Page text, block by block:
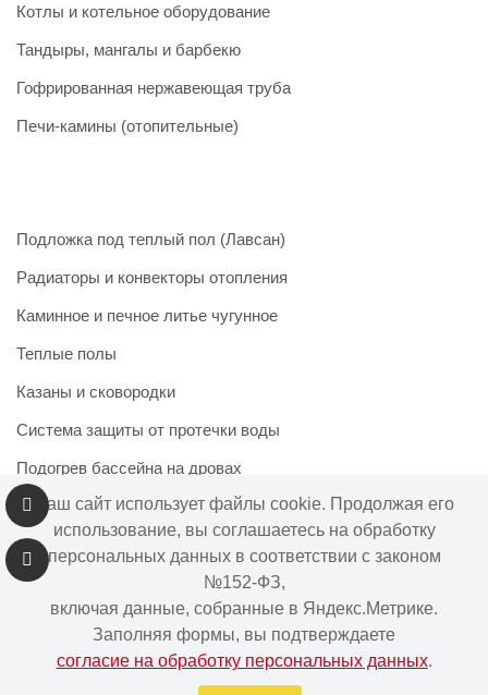
Котлы и котельное оборудование
Тандыры, мангалы и барбекю
Гофрированная нержавеющая труба
Печи-камины (отопительные)
Подложка под теплый пол (Лавсан)
Радиаторы и конвекторы отопления
Каминное и печное литье чугунное
Теплые полы
Казаны и сковородки
Система защиты от протечки воды
Подогрев бассейна на дровах
Информация на сайте не является публичной офертой.
Наличие и цены товара могут меняться, просьба
уточнять у менеджера при подтверждении заказа.
Наш сайт использует файлы cookie. Продолжая его
использование, вы соглашаетесь на обработку
персональных данных в соответствии с законом
№152-ФЗ,
включая данные, собранные в Яндекс.Метрике.
Заполняя формы, вы подтверждаете
согласие на обработку персональных данных.